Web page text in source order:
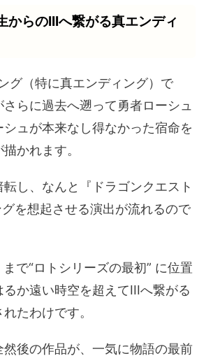
からのIIIへ繋がる真エンディ
グ（特に真エンディング）で
らに過去へ遡って勇者ローシュ
ュが本来なし得なかった宿命を
かれます。
し、なんと『ドラゴンクエスト
を想起させる演出が流れるので
で“ロトシリーズの最初” に位置
るか遠い時空を超えてIIIへ繋がる
たわけです。
後の作品が、一気に物語の最前